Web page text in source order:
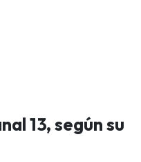
13, según su